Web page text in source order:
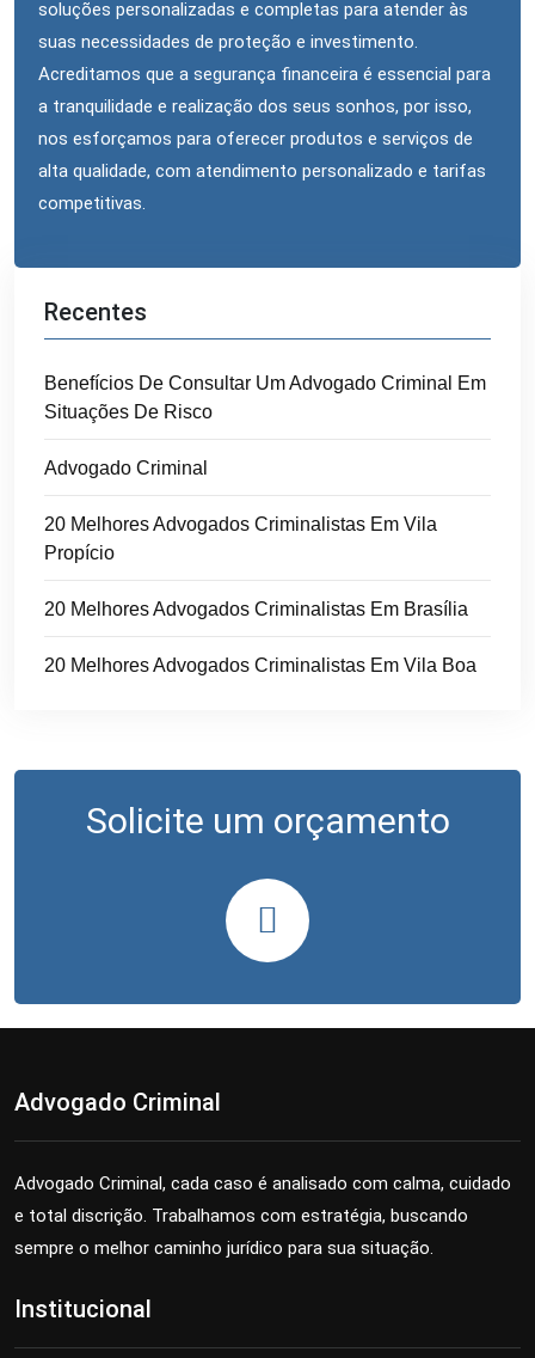
soluções personalizadas e completas para atender às
suas necessidades de proteção e investimento.
Acreditamos que a segurança financeira é essencial para
a tranquilidade e realização dos seus sonhos, por isso,
nos esforçamos para oferecer produtos e serviços de
alta qualidade, com atendimento personalizado e tarifas
competitivas.
Recentes
Benefícios De Consultar Um Advogado Criminal Em
Situações De Risco
Advogado Criminal
20 Melhores Advogados Criminalistas Em Vila
Propício
20 Melhores Advogados Criminalistas Em Brasília
20 Melhores Advogados Criminalistas Em Vila Boa
Solicite um orçamento
Advogado Criminal
Advogado Criminal, cada caso é analisado com calma, cuidado
e total discrição. Trabalhamos com estratégia, buscando
sempre o melhor caminho jurídico para sua situação.
Institucional